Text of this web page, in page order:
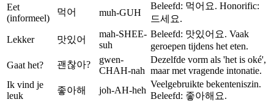
Eet
(informeel)
먹어 muh-GUH
Beleefd: 먹어요. Honorific:
드세요.
Lekker
맛있어
mah-SHEE-
suh
Beleefd: 맛있어요. Vaak
geroepen tijdens het eten.
Gaat het?
괜찮아?
gwen-
CHAH-nah
Dezelfde vorm als 'het is oké',
maar met vragende intonatie.
Ik vind je
leuk
좋아해 joh-AH-heh
Veelgebruikte bekenteniszin.
Beleefd: 좋아해요.